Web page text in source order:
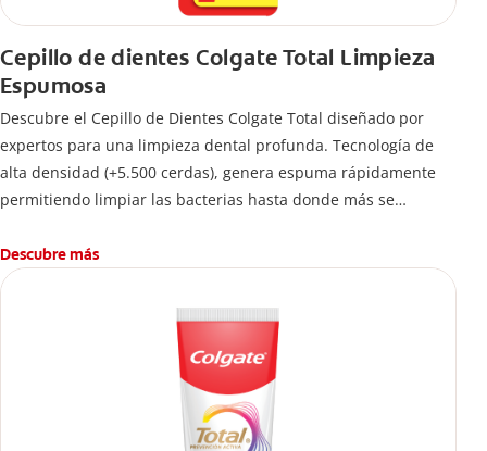
Cepillo de dientes Colgate Total Limpieza
Espumosa
Descubre el Cepillo de Dientes Colgate Total diseñado por
expertos para una limpieza dental profunda. Tecnología de
alta densidad (+5.500 cerdas), genera espuma rápidamente
permitiendo limpiar las bacterias hasta donde más se
Descubre más